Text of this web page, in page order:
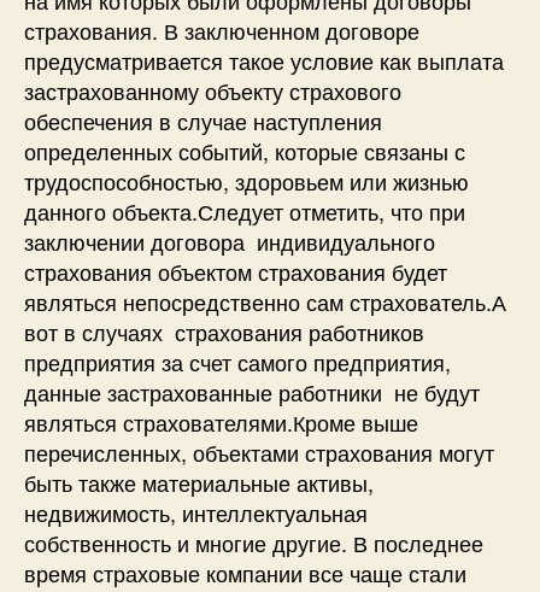
страхования. В заключенном договоре
предусматривается такое условие как выплата
застрахованному объекту страхового
обеспечения в случае наступления
определенных событий, которые связаны с
трудоспособностью, здоровьем или жизнью
данного объекта.Следует отметить, что при
заключении договора индивидуального
страхования объектом страхования будет
являться непосредственно сам страхователь.А
вот в случаях страхования работников
предприятия за счет самого предприятия,
данные застрахованные работники не будут
являться страхователями.Кроме выше
перечисленных, объектами страхования могут
быть также материальные активы,
недвижимость, интеллектуальная
собственность и многие другие. В последнее
время страховые компании все чаще стали